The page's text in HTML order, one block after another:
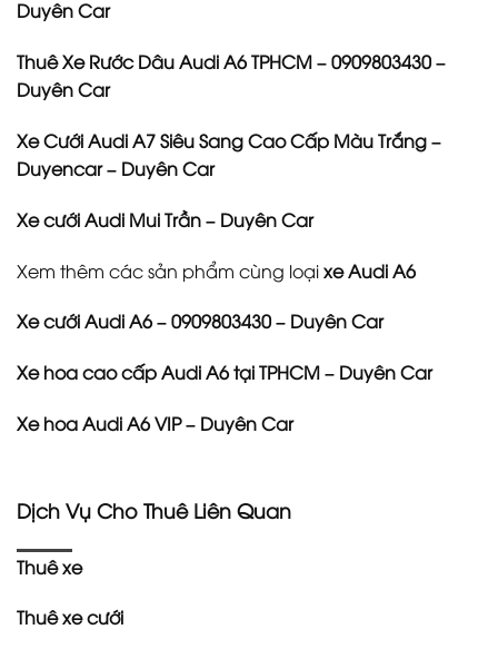
Duyên Car
Thuê Xe Rước Dâu Audi A6 TPHCM – 0909803430 –
Duyên Car
Xe Cưới Audi A7 Siêu Sang Cao Cấp Màu Trắng –
Duyencar – Duyên Car
Xe cưới Audi Mui Trần – Duyên Car
Xem thêm các sản phẩm cùng loạixe Audi A6
Xe cưới Audi A6 – 0909803430 – Duyên Car
Xe hoa cao cấp Audi A6 tại TPHCM – Duyên Car
Xe hoa Audi A6 VIP – Duyên Car
Dịch Vụ Cho Thuê Liên Quan
Thuê xe
Thuê xe cưới